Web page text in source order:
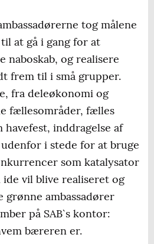
tog målene
at gå i gang for at
naboskab, og realisere
frem til i små grupper.
fra deleøkonomi og
fællesområder, fælles
inddragelse af
i stede for at bruge
som katalysator
vil blive realiseret og
ambassadører
på SAB`s kontor:
bæreren er.